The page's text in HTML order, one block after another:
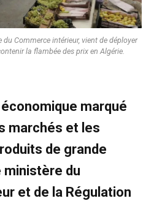
Commerce intérieur, vient de déployer
la flambée des prix en Algérie.
marqué
marchés et les
de grande
ministère du
et de la Régulation